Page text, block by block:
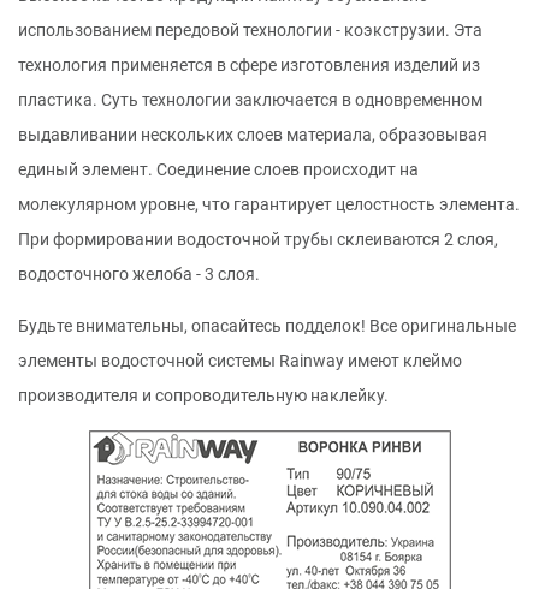
использованием передовой технологии - коэкструзии. Эта
технология применяется в сфере изготовления изделий из
пластика. Суть технологии заключается в одновременном
выдавливании нескольких слоев материала, образовывая
единый элемент. Соединение слоев происходит на
молекулярном уровне, что гарантирует целостность элемента.
При формировании водосточной трубы склеиваются 2 слоя,
водосточного желоба - 3 слоя.
Будьте внимательны, опасайтесь подделок! Все оригинальные
элементы водосточной системы Rainway имеют клеймо
производителя и сопроводительную наклейку.